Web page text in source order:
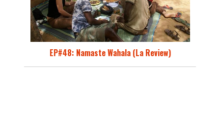
EP#48: Namaste Wahala (La Review)